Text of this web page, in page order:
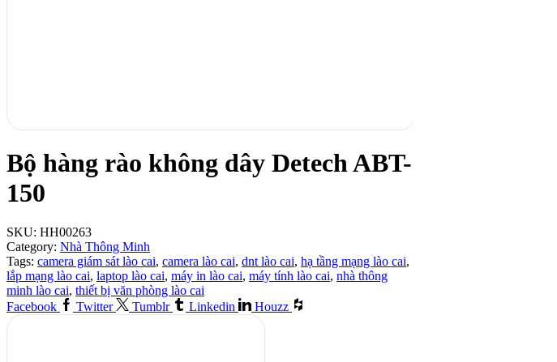
Bộ hàng rào không dây Detech ABT-
150
SKU: HH00263
Category: Nhà Thông Minh
Tags: camera giám sát lào cai, camera lào cai, dnt lào cai, hạ tầng mạng lào cai,
lắp mạng lào cai, laptop lào cai, máy in lào cai, máy tính lào cai, nhà thông
minh lào cai, thiết bị văn phòng lào cai
Facebook
Twitter Tumblr Linkedin Houzz